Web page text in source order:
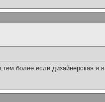
более если дизайнерская.я